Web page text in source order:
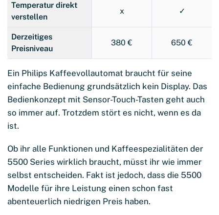
Temperatur direkt
verstellen
x ✓
Derzeitiges
Preisniveau
380 € 650 €
Ein Philips Kaffeevollautomat braucht für seine
einfache Bedienung grundsätzlich kein Display. Das
Bedienkonzept mit Sensor-Touch-Tasten geht auch
so immer auf. Trotzdem stört es nicht, wenn es da
ist.
Ob ihr alle Funktionen und Kaffeespezialitäten der
5500 Series wirklich braucht, müsst ihr wie immer
selbst entscheiden. Fakt ist jedoch, dass die 5500
Modelle für ihre Leistung einen schon fast
abenteuerlich niedrigen Preis haben.